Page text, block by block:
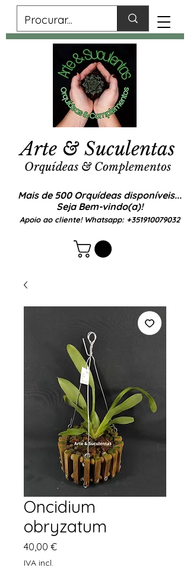
Mais de 500 Orquídeas disponíveis...
Seja Bem-vindo(a)!
Apoio ao cliente! Whatsapp: +351910079032
Arte & Suculentas
Orquídeas & Complementos
Oncidium
obryzatum
40,00 €Preço
IVA incl.